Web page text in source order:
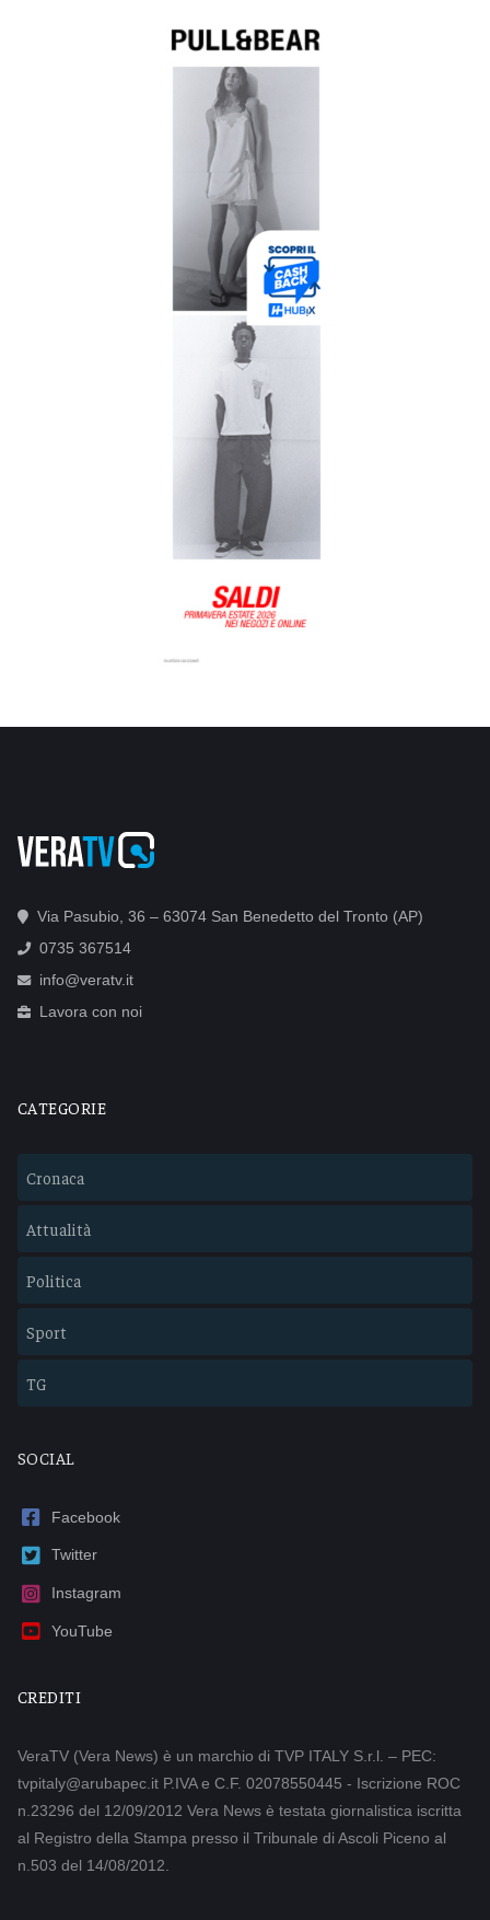
Via Pasubio, 36 – 63074 San Benedetto del Tronto (AP)
0735 367514
info@veratv.it
Lavora con noi
CATEGORIE
Cronaca
Attualità
Politica
Sport
TG
SOCIAL
Facebook
Twitter
Instagram
YouTube
CREDITI
VeraTV (Vera News) è un marchio di TVP ITALY S.r.l. – PEC:
tvpitaly@arubapec.it P.IVA e C.F. 02078550445 - Iscrizione ROC
n.23296 del 12/09/2012 Vera News è testata giornalistica iscritta
al Registro della Stampa presso il Tribunale di Ascoli Piceno al
n.503 del 14/08/2012.